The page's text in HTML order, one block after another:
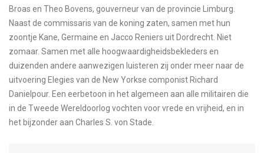
Broas en Theo Bovens, gouverneur van de provincie Limburg.
Naast de commissaris van de koning zaten, samen met hun
zoontje Kane, Germaine en Jacco Reniers uit Dordrecht. Niet
zomaar. Samen met alle hoogwaardigheidsbekleders en
duizenden andere aanwezigen luisteren zij onder meer naar de
uitvoering Elegies van de New Yorkse componist Richard
Danielpour. Een eerbetoon in het algemeen aan alle militairen die
in de Tweede Wereldoorlog vochten voor vrede en vrijheid, en in
het bijzonder aan Charles S. von Stade.